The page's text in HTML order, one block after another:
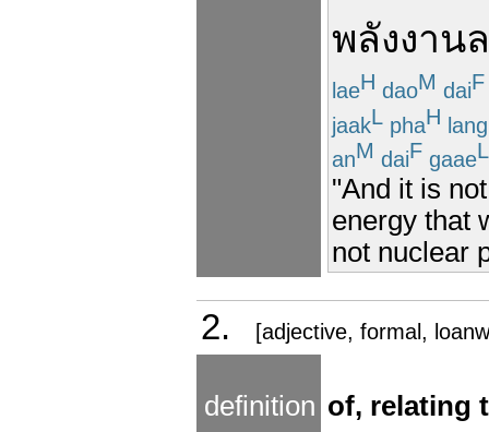
พลังงาน
laeH daoM daiF
jaakL phaH lang
anM daiF gaaeL
"And it is
energy that
not nuclear
2. [adjective, formal,
definition of, relating